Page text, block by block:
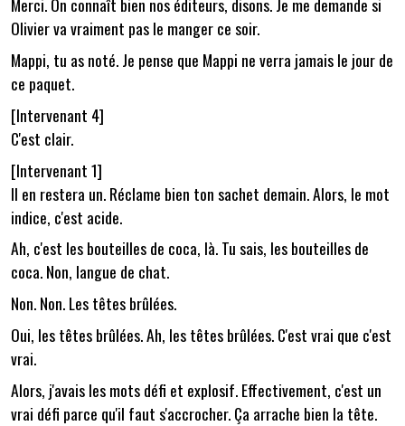
Merci. On connaît bien nos éditeurs, disons. Je me demande si
Olivier va vraiment pas le manger ce soir.
Mappi, tu as noté. Je pense que Mappi ne verra jamais le jour de
ce paquet.
[Intervenant 4]
C'est clair.
[Intervenant 1]
Il en restera un. Réclame bien ton sachet demain. Alors, le mot
indice, c'est acide.
Ah, c'est les bouteilles de coca, là. Tu sais, les bouteilles de
coca. Non, langue de chat.
Non. Non. Les têtes brûlées.
Oui, les têtes brûlées. Ah, les têtes brûlées. C'est vrai que c'est
vrai.
Alors, j'avais les mots défi et explosif. Effectivement, c'est un
vrai défi parce qu'il faut s'accrocher. Ça arrache bien la tête.